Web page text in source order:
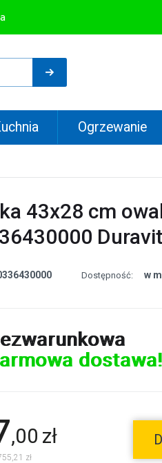
Ogrzewanie
43x28 cm
Dostępność: w
dostawa!
,00 zł
zł